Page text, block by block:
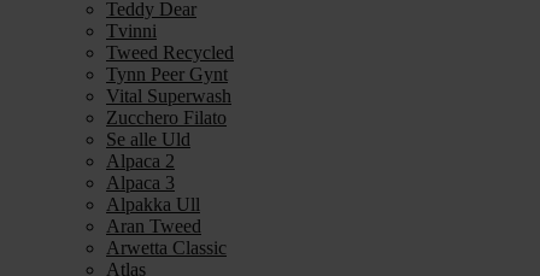
Teddy Dear
Tvinni
Tweed Recycled
Tynn Peer Gynt
Vital Superwash
Zucchero Filato
Se alle Uld
Alpaca 2
Alpaca 3
Alpakka Ull
Aran Tweed
Arwetta Classic
Atlas